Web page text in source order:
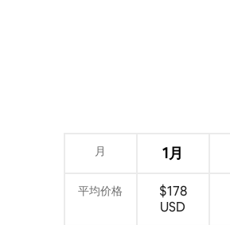
月 1月
平均价格
$178
USD